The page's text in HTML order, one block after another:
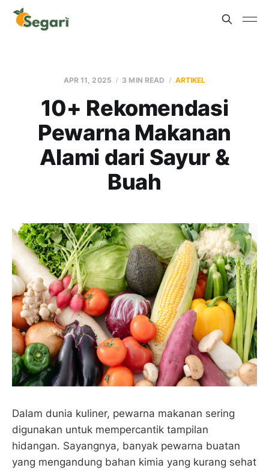
APR 11, 2025 3 MIN READ ARTIKEL
10+ Rekomendasi
Pewarna Makanan
Alami dari Sayur &
Buah
Dalam dunia kuliner, pewarna makanan sering
digunakan untuk mempercantik tampilan
hidangan. Sayangnya, banyak pewarna buatan
yang mengandung bahan kimia yang kurang sehat